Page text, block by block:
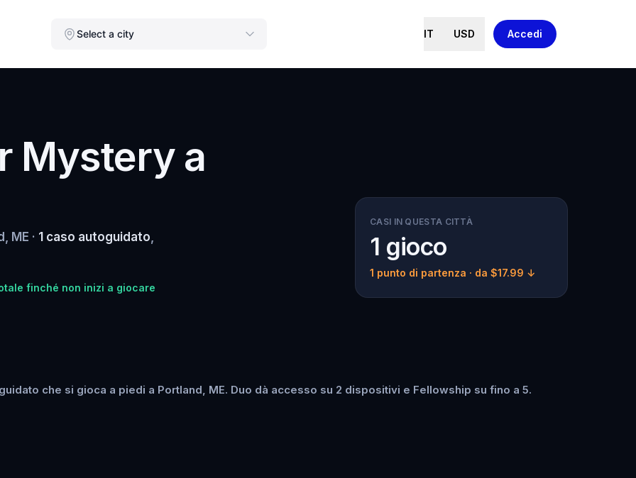
Select a city IT USD Accedi
Mystery a
ME · 1 caso autoguidato,
finché non inizi a giocare
CASI IN QUESTA CITTÀ
1 gioco
1 punto di partenza · da $17.99 ↓
che si gioca a piedi a Portland, ME. Duo dà accesso su 2 dispositivi e Fellowship su fino a 5.